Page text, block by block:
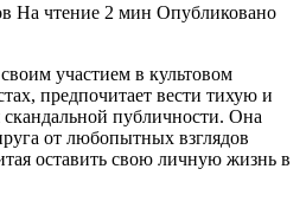
На чтение 2 мин Опубликовано
участием в культовом
предпочитает вести тихую и
публичности. Она
от любопытных взглядов
оставить свою личную жизнь в